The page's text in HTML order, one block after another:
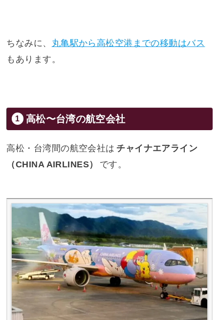
ちなみに、 丸亀駅から高松空港までの移動はバス
もあります。
高松〜台湾の航空会社
高松・台湾間の航空会社は チャイナエアライン
（CHINA AIRLINES）
です。